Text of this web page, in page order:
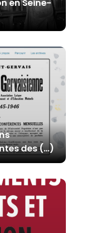
et de la
et de la
en Seine-
des (…)